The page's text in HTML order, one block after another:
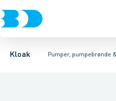
Kloak Pumper, pumpebrønde
Rør & fittingsBrønde
Pumpebrønde til gråt
Ø425Ø600 mmØ800 mm